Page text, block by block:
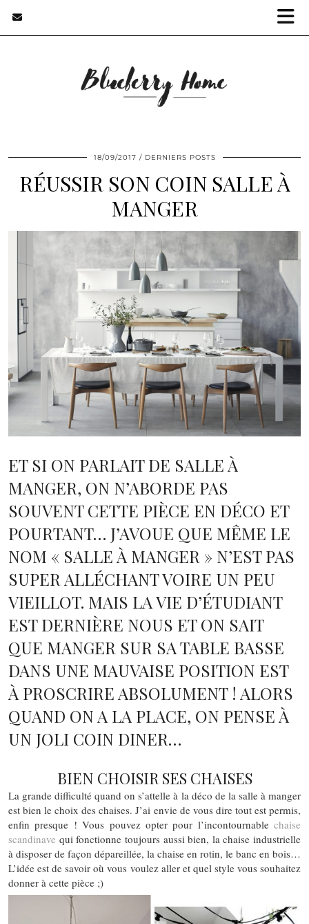
18/09/2017 DERNIERS POSTS
RÉUSSIR SON COIN SALLE À
MANGER
ET SI ON PARLAIT DE SALLE À
MANGER, ON N’ABORDE PAS
SOUVENT CETTE PIÈCE EN DÉCO ET
POURTANT… J’AVOUE QUE MÊME LE
NOM « SALLE À MANGER » N’EST PAS
SUPER ALLÉCHANT VOIRE UN PEU
VIEILLOT. MAIS LA VIE D’ÉTUDIANT
EST DERNIÈRE NOUS ET ON SAIT
QUE MANGER SUR SA TABLE BASSE
DANS UNE MAUVAISE POSITION EST
À PROSCRIRE ABSOLUMENT ! ALORS
QUAND ON A LA PLACE, ON PENSE À
UN JOLI COIN DINER…
BIEN CHOISIR SES CHAISES
La grande difficulté quand on s’attelle à la déco de la salle à manger
est bien le choix des chaises. J’ai envie de vous dire tout est permis,
enfin presque ! Vous pouvez opter pour l’incontournable chaise
scandinave qui fonctionne toujours aussi bien, la chaise industrielle
à disposer de façon dépareillée, la chaise en rotin, le banc en bois…
L’idée est de savoir où vous voulez aller et quel style vous souhaitez
donner à cette pièce ;)